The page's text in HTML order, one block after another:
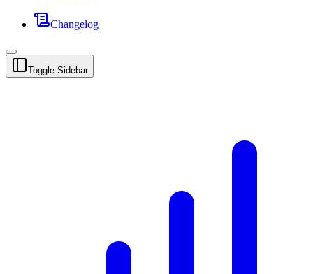
Changelog
Toggle Sidebar